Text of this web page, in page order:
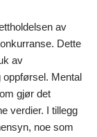
av
Dette
av
oppførsel. Mental
gjør det
verdier. I tillegg
noe som